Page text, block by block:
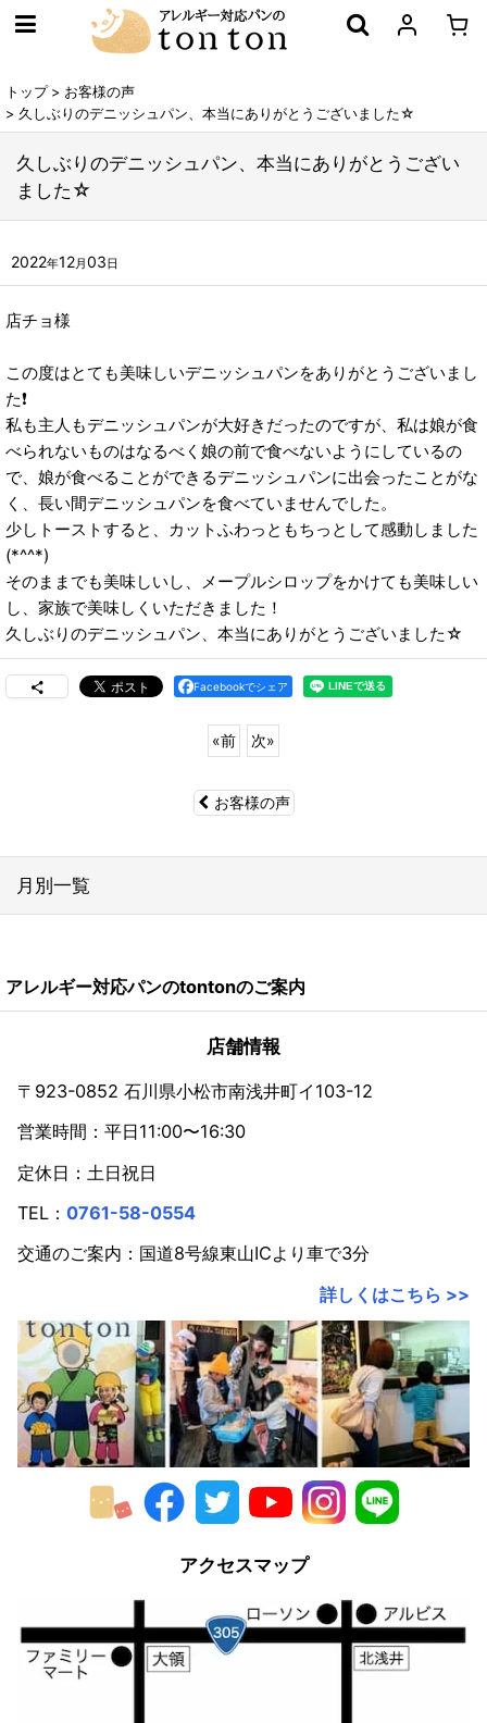
トップ > お客様の声
> 久しぶりのデニッシュパン、本当にありがとうございました☆
久しぶりのデニッシュパン、本当にありがとうござい
ました☆
2022年12月 03 日
店チョ様
この度はとても美味しいデニッシュパンをありがとうございまし
た❗️
私も主人もデニッシュパンが大好きだったのですが、私は娘が食
べられないものはなるべく娘の前で食べないようにしているの
で、娘が食べることができるデニッシュパンに出会ったことがな
く、長い間デニッシュパンを食べていませんでした。
少しトーストすると、カットふわっともちっとして感動しました
(*^^*)
そのままでも美味しいし、メープルシロップをかけても美味しい
し、家族で美味しくいただきました！
久しぶりのデニッシュパン、本当にありがとうございました☆
Facebookでシェア
«前 次»
お客様の声
月別一覧
2024年
2022年
2021年
2020年
2019年
2018年
2016年
2015年
2014年
アレルギー対応パンのtontonのご案内
店舗情報
〒923-0852 石川県小松市南浅井町イ103-12
営業時間：平日11:00〜16:30
定休日：土日祝日
TEL： 0761-58-0554
交通のご案内：国道8号線東山ICより車で3分
詳しくはこちら >>
アクセスマップ